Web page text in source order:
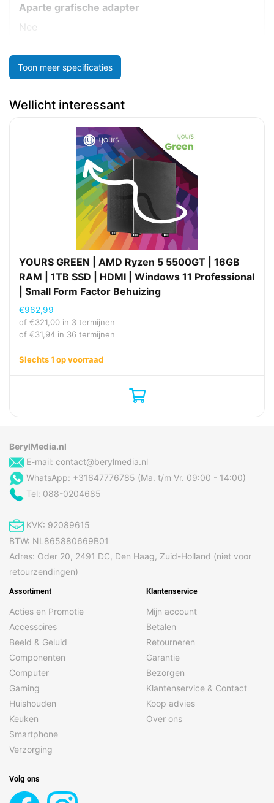
Aparte grafische adapter
Nee
Toon meer specificaties
Wellicht interessant
YOURS GREEN | AMD Ryzen 5 5500GT | 16GB
RAM | 1TB SSD | HDMI | Windows 11 Professional
| Small Form Factor Behuizing
€962,99
of €321,00 in 3 termijnen
of €31,94 in 36 termijnen
Slechts 1 op voorraad
BerylMedia.nl
E-mail: contact@berylmedia.nl
WhatsApp: +31647776785 (Ma. t/m Vr. 09:00 - 14:00)
Tel: 088-0204685
KVK: 92089615
BTW: NL865880669B01
Adres: Oder 20, 2491 DC, Den Haag, Zuid-Holland (niet voor
retourzendingen)
Assortiment
Acties en Promotie
Accessoires
Beeld & Geluid
Componenten
Computer
Gaming
Huishouden
Keuken
Smartphone
Verzorging
Klantenservice
Mijn account
Betalen
Retourneren
Garantie
Bezorgen
Klantenservice & Contact
Koop advies
Over ons
Volg ons